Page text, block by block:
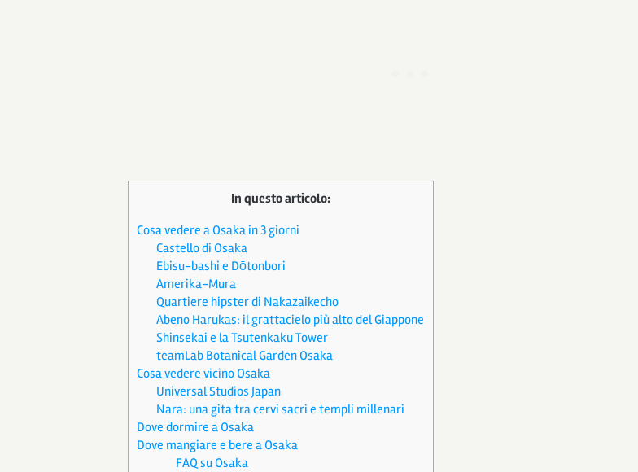
In questo articolo:
Cosa vedere a Osaka in 3 giorni
Castello di Osaka
Ebisu-bashi e Dōtonbori
Amerika-Mura
Quartiere hipster di Nakazaikecho
Abeno Harukas: il grattacielo più alto del Giappone
Shinsekai e la Tsutenkaku Tower
teamLab Botanical Garden Osaka
Cosa vedere vicino Osaka
Universal Studios Japan
Nara: una gita tra cervi sacri e templi millenari
Dove dormire a Osaka
Dove mangiare e bere a Osaka
FAQ su Osaka